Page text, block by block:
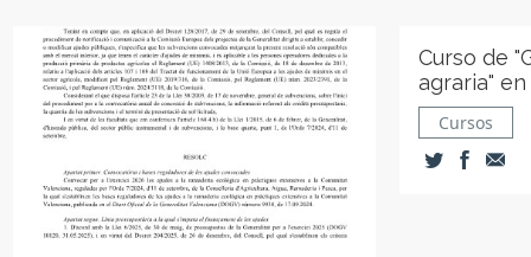
Curso de
agraria" en
Cursos